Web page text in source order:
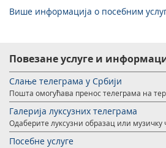
Више информација о посебним
Повезане услуге и
Слање телеграма у Србији
Пошта омогућава пренос телеграма на
Галерија луксузних телеграма
Одаберите луксузни образац или музичку
Посебне услуге